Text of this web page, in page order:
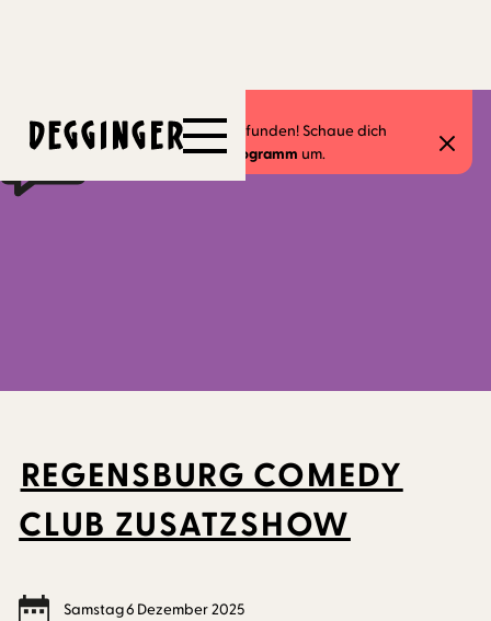
Dieses Event hat schon stattgefunden! Schaue dich
gerne in unseremaktuellen Programm um.
6.12.2025
REGENSBURG COMEDY
CLUB ZUSATZSHOW
Samstag6 Dezember2025